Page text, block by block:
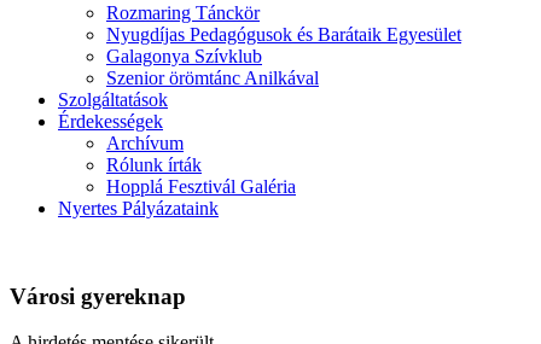
Rozmaring Tánckör
Nyugdíjas Pedagógusok és Barátaik Egyesület
Galagonya Szívklub
Szenior örömtánc Anilkával
Szolgáltatások
Érdekességek
Archívum
Rólunk írták
Hopplá Fesztivál Galéria
Nyertes Pályázataink
Városi gyereknap